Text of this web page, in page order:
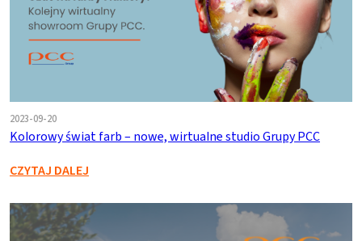
2023-09-20
Kolorowy świat farb – nowe, wirtualne studio Grupy PCC
CZYTAJ DALEJ